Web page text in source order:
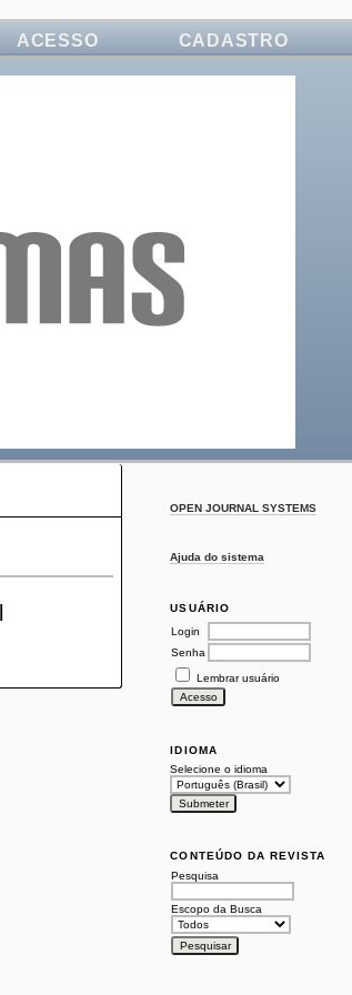
OPEN JOURNAL SYSTEMS
Ajuda do sistema
USUÁRIO
Login
Senha
Lembrar usuário
IDIOMA
Selecione o idioma
CONTEÚDO DA REVISTA
Pesquisa
Escopo da Busca
ACESSO CADASTRO